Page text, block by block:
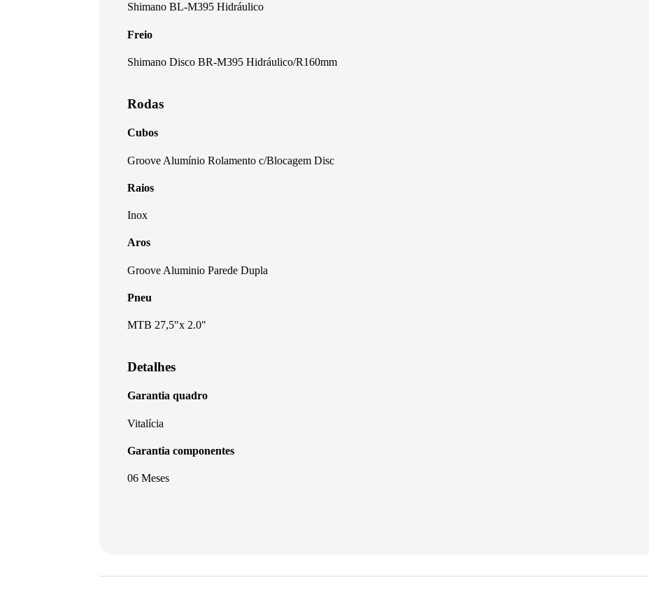
Shimano BL-M395 Hidráulico
Freio
Shimano Disco BR-M395 Hidráulico/R160mm
Rodas
Cubos
Groove Alumínio Rolamento c/Blocagem Disc
Raios
Inox
Aros
Groove Aluminio Parede Dupla
Pneu
MTB 27,5"x 2.0"
Detalhes
Garantia quadro
Vitalícia
Garantia componentes
06 Meses